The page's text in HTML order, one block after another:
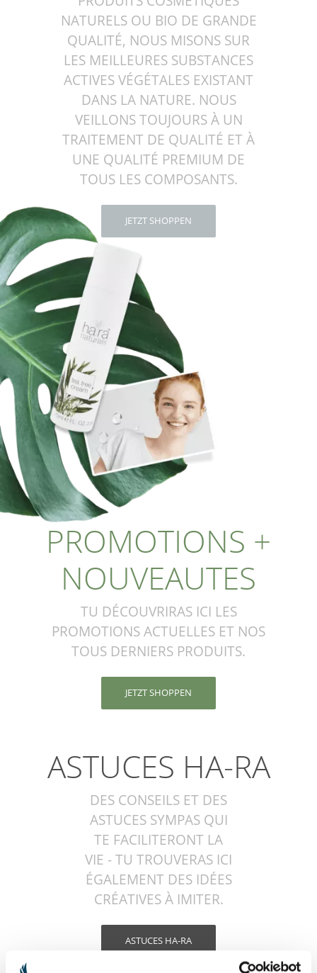
NATURELS OU BIO DE GRANDE
QUALITÉ, NOUS MISONS SUR
LES MEILLEURES SUBSTANCES
ACTIVES VÉGÉTALES EXISTANT
DANS LA NATURE. NOUS
VEILLONS TOUJOURS À UN
TRAITEMENT DE QUALITÉ ET À
UNE QUALITÉ PREMIUM DE
TOUS LES COMPOSANTS.
JETZT SHOPPEN
PROMOTIONS +
NOUVEAUTES
TU DÉCOUVRIRAS ICI LES
PROMOTIONS ACTUELLES ET NOS
TOUS DERNIERS PRODUITS.
JETZT SHOPPEN
ASTUCES HA-RA
DES CONSEILS ET DES
ASTUCES SYMPAS QUI
TE FACILITERONT LA
VIE - TU TROUVERAS ICI
ÉGALEMENT DES IDÉES
CRÉATIVES À IMITER.
ASTUCES HA-RA